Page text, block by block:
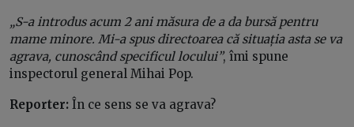
„S-a introdus acum 2 ani măsura de a da bursă pentru
mame minore. Mi-a spus directoarea că situația asta se va
agrava, cunoscând specificul locului”, îmi spune
inspectorul general Mihai Pop.
Reporter: În ce sens se va agrava?